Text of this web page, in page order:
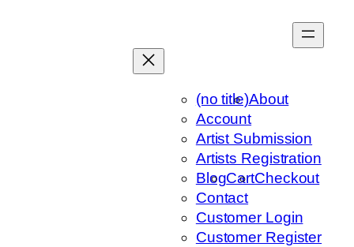
(no title)About
Account
Artist Submission
Artists Registration
BlogCartCheckout
Contact
Customer Login
Customer Register